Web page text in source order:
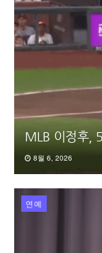
MLB 이정후,
8월 6, 2026
연예